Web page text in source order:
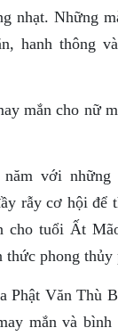
nhạt. Những
hanh thông
mắn cho nữ
với những
rẫy cơ hội để
cho tuổi Ất
thức phong thủy
Phật Văn Thù
mắn và bình